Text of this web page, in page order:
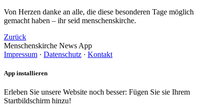
Von Herzen danke an alle, die diese besonderen Tage möglich
gemacht haben – ihr seid menschenskirche.
Zurück
Menschenskirche News App
Impressum · Datenschutz · Kontakt
App installieren
Erleben Sie unsere Website noch besser: Fügen Sie sie Ihrem
Startbildschirm hinzu!